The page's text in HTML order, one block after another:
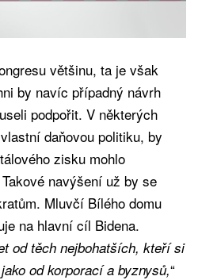
většinu, ta je však
by navíc případný návrh
podpořit. V některých
daňovou politiku, by
zisku mohlo
navýšení už by se
Mluvčí Bílého domu
na hlavní cíl Bidena.
od těch nejbohatších, kteří si
od korporací a byznysů,“